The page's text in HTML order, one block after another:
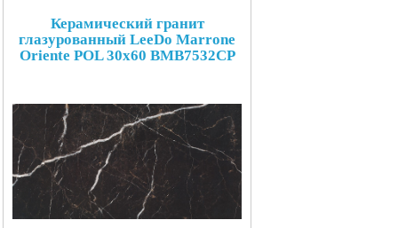
Керамический гранит
глазурованный LeeDo Marrone
Oriente POL 30x60 BMB7532CP